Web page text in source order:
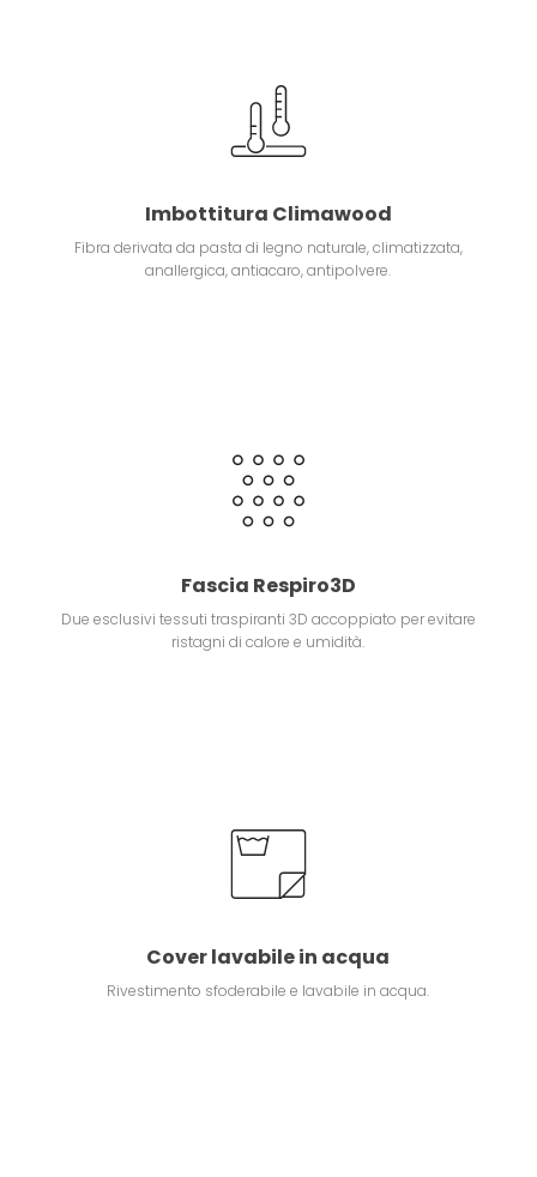
Imbottitura Climawood
Fibra derivata da pasta di legno naturale, climatizzata,
anallergica, antiacaro, antipolvere.
Fascia Respiro3D
Due esclusivi tessuti traspiranti 3D accoppiato per evitare
ristagni di calore e umidità.
Cover lavabile in acqua
Rivestimento sfoderabile e lavabile in acqua.